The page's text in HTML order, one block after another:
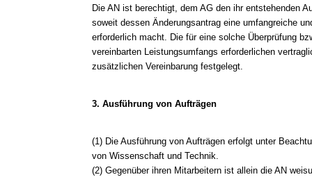
Die AN ist berechtigt, dem AG den ihr entstehenden
soweit dessen Änderungsantrag eine umfangreiche
erforderlich macht. Die für eine solche Überprüfung
vereinbarten Leistungsumfangs erforderlichen
zusätzlichen Vereinbarung festgelegt.
3. Ausführung von Aufträgen
(1) Die Ausführung von Aufträgen erfolgt unter
von Wissenschaft und Technik.
(2) Gegenüber ihren Mitarbeitern ist allein die AN